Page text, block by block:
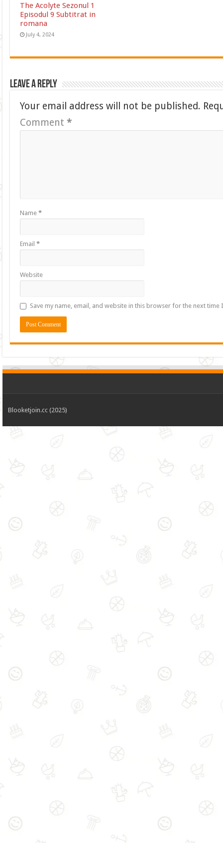
The Acolyte Sezonul 1
Episodul 9 Subtitrat in
romana
July 4, 2024
Leave a Reply
Your email address will not be published.
Comment*
Name*
Email*
Website
Save my name, email, and website in this browser for the next time
Blooketjoin.cc (2025)